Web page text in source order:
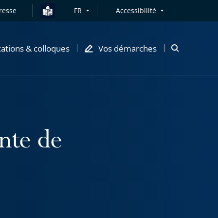
FR Accessibilité
& colloques Vos démarches
Ouvrir
de